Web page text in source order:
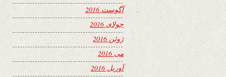
آگوست 2016
جولای 2016
ژوئن 2016
می 2016
آوریل 2016